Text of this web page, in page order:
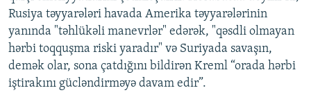
Rusiya təyyarələri havada Amerika təyyarələrinin
yanında "təhlükəli manevrlər" edərək, "qəsdli olmayan
hərbi toqquşma riski yaradır" və Suriyada savaşın,
demək olar, sona çatdığını bildirən Kreml “orada hərbi
iştirakını gücləndirməyə davam edir”.